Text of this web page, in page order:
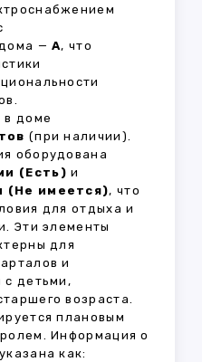
дома —A, что
в доме
(при наличии).
оборудована
(Есть) и
(Не имеется), что
для отдыха и
Эти элементы
для
и
с детьми,
возраста.
плановым
Информация о
как: